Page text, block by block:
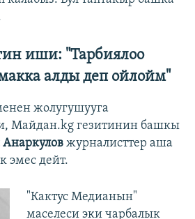
иши: "Тарбиялоо
алды деп ойлойм"
жолугушууга
Майдан.kg гезитинин башкы
журналисттер аша
эмес дейт.
"Кактус Медианын"
маселеси эки чарбалык